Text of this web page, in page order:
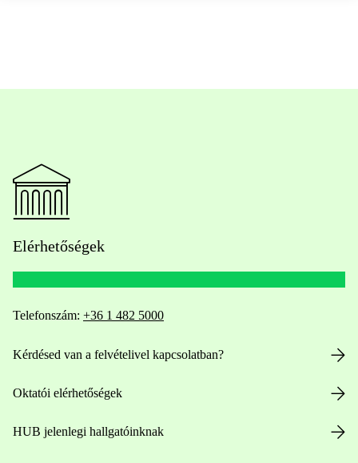
Elérhetőségek
Telefonszám: +36 1 482 5000
Kérdésed van a felvételivel kapcsolatban?
Oktatói elérhetőségek
HUB jelenlegi hallgatóinknak